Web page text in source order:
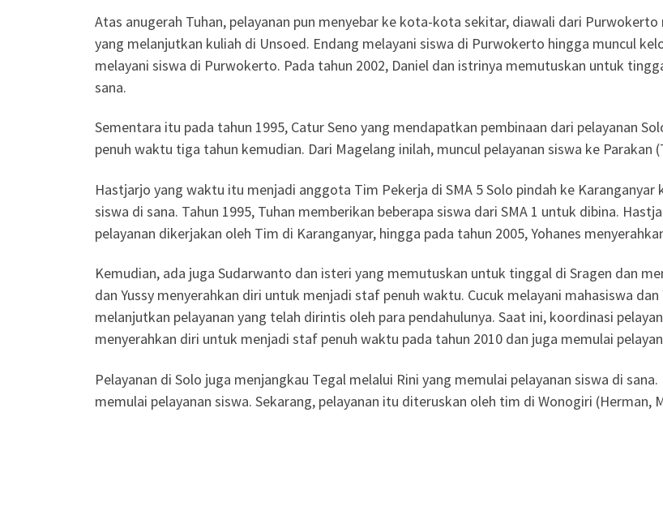
Atas anugerah Tuhan, pelayanan pun menyebar ke kota-kota sekitar, diawali dari
yang melanjutkan kuliah di Unsoed. Endang melayani siswa di Purwokerto hingga muncul
melayani siswa di Purwokerto. Pada tahun 2002, Daniel dan istrinya memutuskan untuk
sana.
Sementara itu pada tahun 1995, Catur Seno yang mendapatkan pembinaan dari pelayanan
penuh waktu tiga tahun kemudian. Dari Magelang inilah, muncul pelayanan siswa ke Parakan
Hastjarjo yang waktu itu menjadi anggota Tim Pekerja di SMA 5 Solo pindah ke
siswa di sana. Tahun 1995, Tuhan memberikan beberapa siswa dari SMA 1 untuk dibina.
pelayanan dikerjakan oleh Tim di Karanganyar, hingga pada tahun 2005, Yohanes
Kemudian, ada juga Sudarwanto dan isteri yang memutuskan untuk tinggal di Sragen dan
dan Yussy menyerahkan diri untuk menjadi staf penuh waktu. Cucuk melayani mahasiswa
melanjutkan pelayanan yang telah dirintis oleh para pendahulunya. Saat ini, koordinasi
menyerahkan diri untuk menjadi staf penuh waktu pada tahun 2010 dan juga memulai
Pelayanan di Solo juga menjangkau Tegal melalui Rini yang memulai pelayanan siswa di
memulai pelayanan siswa. Sekarang, pelayanan itu diteruskan oleh tim di Wonogiri (Herman,